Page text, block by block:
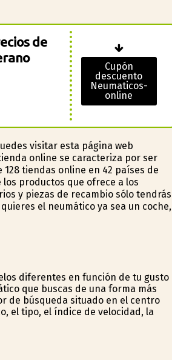
de
Cupón
descuento
Neumaticos-
online
visitar esta página web
online se caracteriza por ser
tiendas online en 42 países de
productos que ofrece a los
y piezas de recambio sólo tendrás
el neumático ya sea un coche,
diferentes en función de tu gusto
que buscas de una forma más
de búsqueda situado en el centro
el tipo, el índice de velocidad, la